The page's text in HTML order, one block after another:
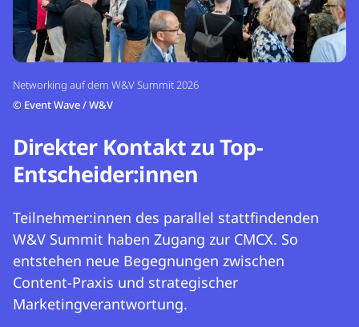
Networking auf dem W&V Summit 2026
© Event Wave / W&V
Direkter Kontakt zu Top-
Entscheider:innen
Teilnehmer:innen des parallel stattfindenden
W&V Summit haben Zugang zur CMCX. So
entstehen neue Begegnungen zwischen
Content-Praxis und strategischer
Marketingverantwortung.